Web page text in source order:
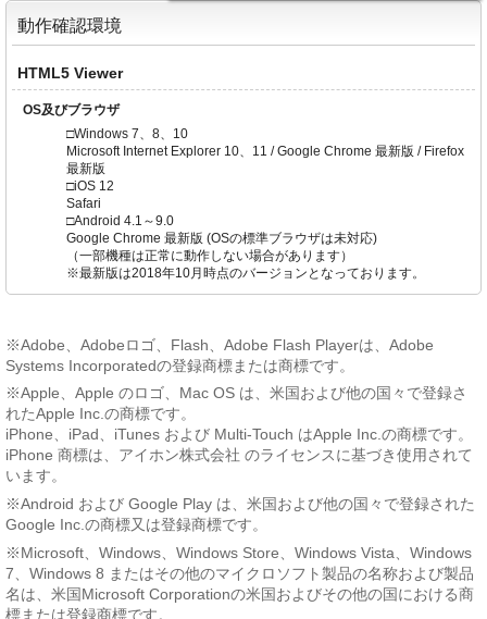
動作確認環境
HTML5 Viewer
OS及びブラウザ
□Windows 7、8、10
Microsoft Internet Explorer 10、11 / Google Chrome 最新版 / Firefox
最新版
□iOS 12
Safari
□Android 4.1～9.0
Google Chrome 最新版 (OSの標準ブラウザは未対応)
（一部機種は正常に動作しない場合があります）
※最新版は2018年10月時点のバージョンとなっております。
※Adobe、Adobeロゴ、Flash、Adobe Flash Playerは、Adobe
Systems Incorporatedの登録商標または商標です。
※Apple、Apple のロゴ、Mac OS は、米国および他の国々で登録さ
れたApple Inc.の商標です。
iPhone、iPad、iTunes および Multi-Touch はApple Inc.の商標です。
iPhone 商標は、アイホン株式会社 のライセンスに基づき使用されて
います。
※Android および Google Play は、米国および他の国々で登録された
Google Inc.の商標又は登録商標です。
※Microsoft、Windows、Windows Store、Windows Vista、Windows
7、Windows 8 またはその他のマイクロソフト製品の名称および製品
名は、米国Microsoft Corporationの米国およびその他の国における商
標または登録商標です。